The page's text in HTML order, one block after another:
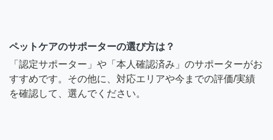
ペットケアのサポーターの選び方は？
「認定サポーター」や「本人確認済み」のサポーターがお
すすめです。その他に、対応エリアや今までの評価/実績
を確認して、選んでください。